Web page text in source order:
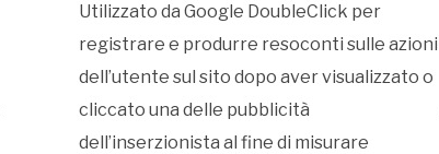
Utilizzato da Google DoubleClick per
registrare e produrre resoconti sulle azioni
dell’utente sul sito dopo aver visualizzato o
cliccato una delle pubblicità
dell’inserzionista al fine di misurare